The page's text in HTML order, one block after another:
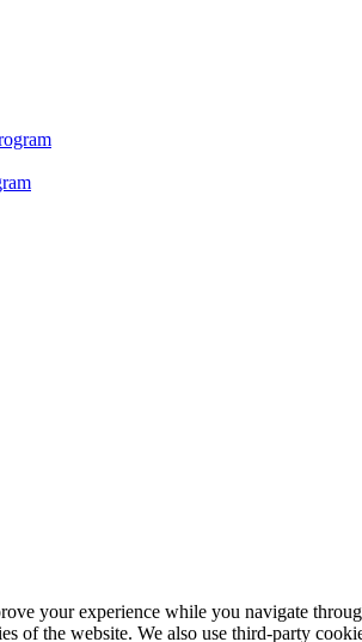
your experience while you navigate
of the website. We also use third-party